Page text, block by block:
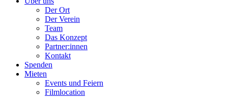
Der Ort
Der Verein
Team
Das Konzept
Partner:innen
Kontakt
Spenden
Mieten
Events und Feiern
Filmlocation